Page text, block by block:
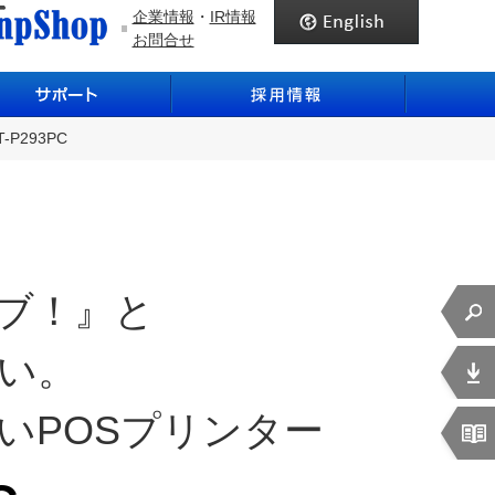
企業情報 ・ IR情報
お問合せ
P293PC
！』と
。
POSプリンター